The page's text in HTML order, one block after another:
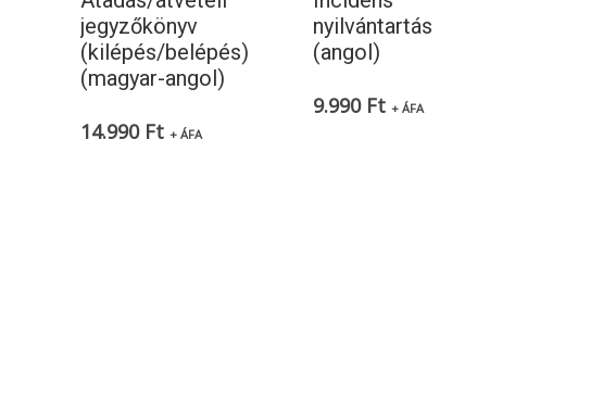
jegyzőkönyv
(kilépés/belépés)
(magyar-angol)
14.990 Ft + ÁFA
nyilvántartás
(angol)
9.990 Ft + ÁFA